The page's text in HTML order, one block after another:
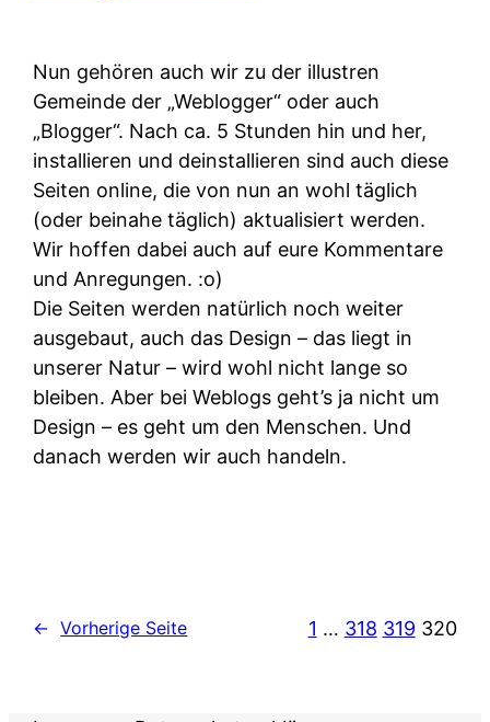
Nun gehören auch wir zu der illustren
Gemeinde der „Weblogger“ oder auch
„Blogger“. Nach ca. 5 Stunden hin und her,
installieren und deinstallieren sind auch diese
Seiten online, die von nun an wohl täglich
(oder beinahe täglich) aktualisiert werden.
Wir hoffen dabei auch auf eure Kommentare
und Anregungen. :o)
Die Seiten werden natürlich noch weiter
ausgebaut, auch das Design – das liegt in
unserer Natur – wird wohl nicht lange so
bleiben. Aber bei Weblogs geht’s ja nicht um
Design – es geht um den Menschen. Und
danach werden wir auch handeln.
← Vorherige Seite 1 … 318 319 320